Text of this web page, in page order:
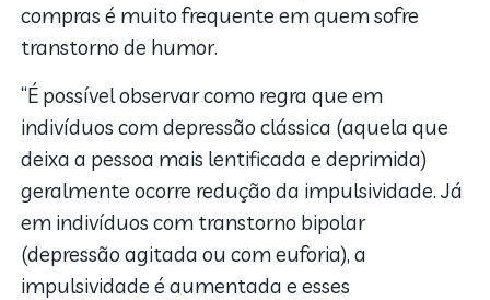
compras é muito frequente em quem sofre
transtorno de humor.
“É possível observar como regra que em
indivíduos com depressão clássica (aquela que
deixa a pessoa mais lentificada e deprimida)
geralmente ocorre redução da impulsividade. Já
em indivíduos com transtorno bipolar
(depressão agitada ou com euforia), a
impulsividade é aumentada e esses